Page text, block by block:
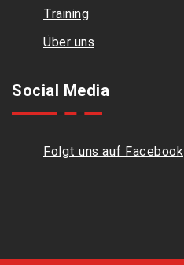
Training
Über uns
Social Media
Folgt uns auf Facebook